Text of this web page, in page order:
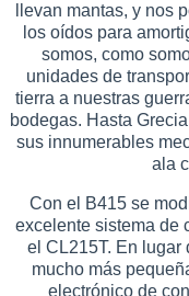
llevan mantas, y nos
los oídos para
somos, como
unidades de
tierra a nuestras
bodegas. Hasta
sus innumerables
ala
Con el B415 se
excelente sistema de
el CL215T. En lugar
mucho más
electrónico de